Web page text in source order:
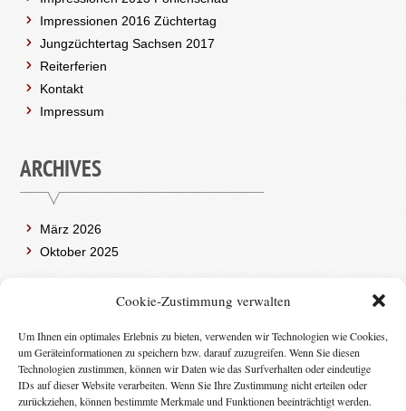
Cookie-Zustimmung verwalten
Um Ihnen ein optimales Erlebnis zu bieten, verwenden wir Technologien wie Cookies,
um Geräteinformationen zu speichern bzw. darauf zuzugreifen. Wenn Sie diesen
Technologien zustimmen, können wir Daten wie das Surfverhalten oder eindeutige
IDs auf dieser Website verarbeiten. Wenn Sie Ihre Zustimmung nicht erteilen oder
zurückziehen, können bestimmte Merkmale und Funktionen beeinträchtigt werden.
Impressionen 2016 Züchtertag
Jungzüchtertag Sachsen 2017
Reiterferien
Kontakt
Impressum
ARCHIVES
März 2026
Oktober 2025
CATEGORIES
ALLGEMEIN (2)